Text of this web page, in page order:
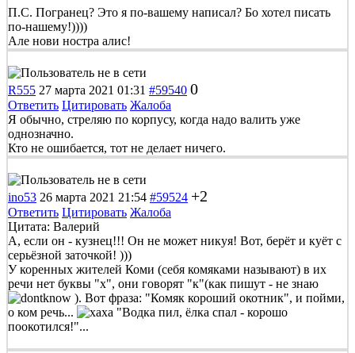
П.С. Погранец? Это я по-вашему написал? Бо хотел писать
по-нашему!))))
Але нови ностра алис!
R555 27 марта 2021 01:31 #59540 0
Ответить Цитировать Жалоба
Я обычно, стреляю по корпусу, когда надо валить уже
однозначно.
Кто не ошибается, тот не делает ничего.
ino53 26 марта 2021 21:54 #59524 +2
Ответить Цитировать Жалоба
Цитата: Валерий
А, если он - кузнец!!! Он не может никуя! Вот, берёт и куёт с
серьёзной заточкой! )))
У коренных жителей Коми (себя комяками называют) в их
речи нет буквы "х", они говорят "к"(как пишут - не знаю
). Вот фраза: "Комяк короший окотник", и пойми,
о ком речь...
"Водка пил, ёлка спал - корошо
поокотился!"...